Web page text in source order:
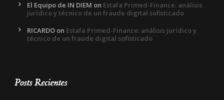
El Equipo de IN DIEM on Estafa Primed-Finance: análisis
jurídico y técnico de un fraude digital sofisticado
RICARDO on Estafa Primed-Finance: análisis jurídico y
técnico de un fraude digital sofisticado
Posts Recientes